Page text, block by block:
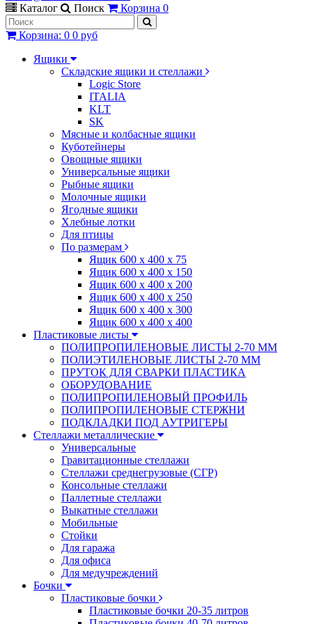
Каталог
Поиск Корзина 0
Корзина: 0 0 руб
Ящики
Складские ящики и стеллажи
Logic Store
ITALIA
KLT
SK
Мясные и колбасные ящики
Куботейнеры
Овощные ящики
Универсальные ящики
Рыбные ящики
Молочные ящики
Ягодные ящики
Хлебные лотки
Для птицы
По размерам
Ящик 600 х 400 х 75
Ящик 600 х 400 х 150
Ящик 600 х 400 х 200
Ящик 600 х 400 х 250
Ящик 600 х 400 х 300
Ящик 600 х 400 х 400
Пластиковые листы
ПОЛИПРОПИЛЕНОВЫЕ ЛИСТЫ 2-70 ММ
ПОЛИЭТИЛЕНОВЫЕ ЛИСТЫ 2-70 ММ
ПРУТОК ДЛЯ СВАРКИ ПЛАСТИКА
ОБОРУДОВАНИЕ
ПОЛИПРОПИЛЕНОВЫЙ ПРОФИЛЬ
ПОЛИПРОПИЛЕНОВЫЕ СТЕРЖНИ
ПОДКЛАДКИ ПОД АУТРИГЕРЫ
Стеллажи металлические
Универсальные
Гравитационные стеллажи
Стеллажи среднегрузовые (СГР)
Консольные стеллажи
Паллетные стеллажи
Выкатные стеллажи
Мобильные
Стойки
Для гаража
Для офиса
Для медучреждений
Бочки
Пластиковые бочки
Пластиковые бочки 20-35 литров